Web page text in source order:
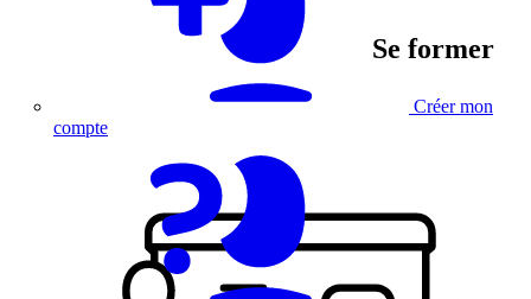
Créer mon
compte
Se former